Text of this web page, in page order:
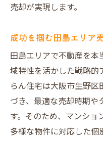
安心取引を叶える
一級建築士に
だんらん住宅
VR室内写真で
直接買取とオ
安心取引のた
大切な不動産を本
売却が実現します。
成功を掴む田島エリア
田島エリアで不動産を
域特性を活かした戦略的
らん住宅は大阪市生野
づき、最適な売却時期や
す。そのため、マンショ
多様な物件に対応した個